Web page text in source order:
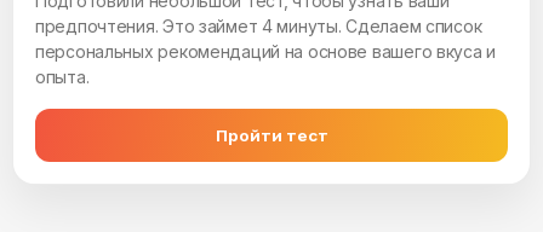
предпочтения. Это займет 4 минуты. Сделаем список
персональных рекомендаций на основе вашего вкуса и
опыта.
Пройти тест